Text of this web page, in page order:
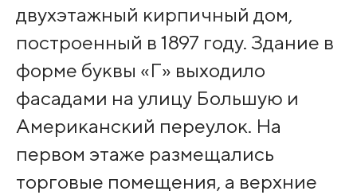
двухэтажный кирпичный дом,
построенный в 1897 году. Здание в
форме буквы «Г» выходило
фасадами на улицу Большую и
Американский переулок. На
первом этаже размещались
торговые помещения, а верхние